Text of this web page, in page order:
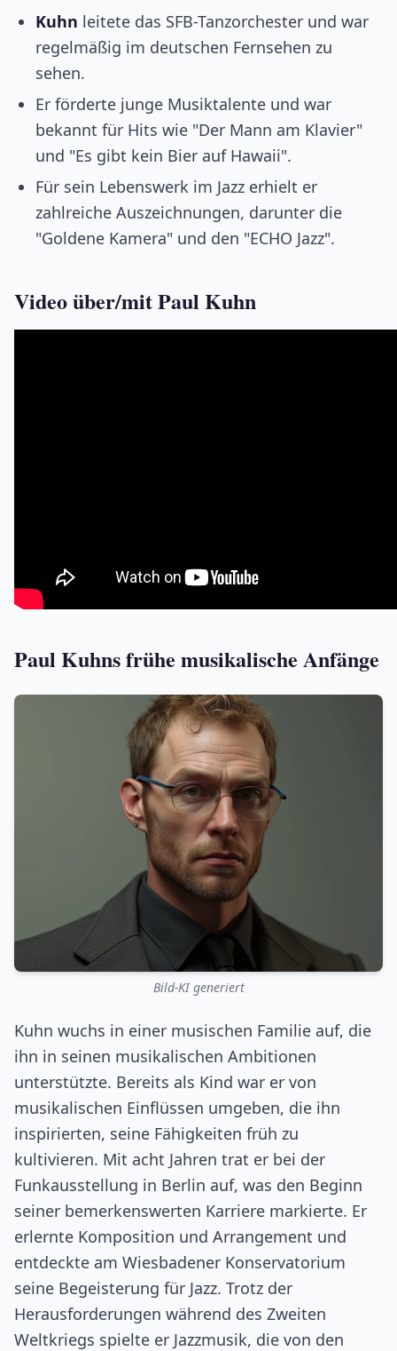
Kuhn leitete das SFB-Tanzorchester und war
regelmäßig im deutschen Fernsehen zu
sehen.
Er förderte junge Musiktalente und war
bekannt für Hits wie "Der Mann am Klavier"
und "Es gibt kein Bier auf Hawaii".
Für sein Lebenswerk im Jazz erhielt er
zahlreiche Auszeichnungen, darunter die
"Goldene Kamera" und den "ECHO Jazz".
Video über/mit Paul Kuhn
Paul Kuhns frühe musikalische Anfänge
Bild-KI generiert
Kuhn wuchs in einer musischen Familie auf, die
ihn in seinen musikalischen Ambitionen
unterstützte. Bereits als Kind war er von
musikalischen Einflüssen umgeben, die ihn
inspirierten, seine Fähigkeiten früh zu
kultivieren. Mit acht Jahren trat er bei der
Funkausstellung in Berlin auf, was den Beginn
seiner bemerkenswerten Karriere markierte. Er
erlernte Komposition und Arrangement und
entdeckte am Wiesbadener Konservatorium
seine Begeisterung für Jazz. Trotz der
Herausforderungen während des Zweiten
Weltkriegs spielte er Jazzmusik, die von den